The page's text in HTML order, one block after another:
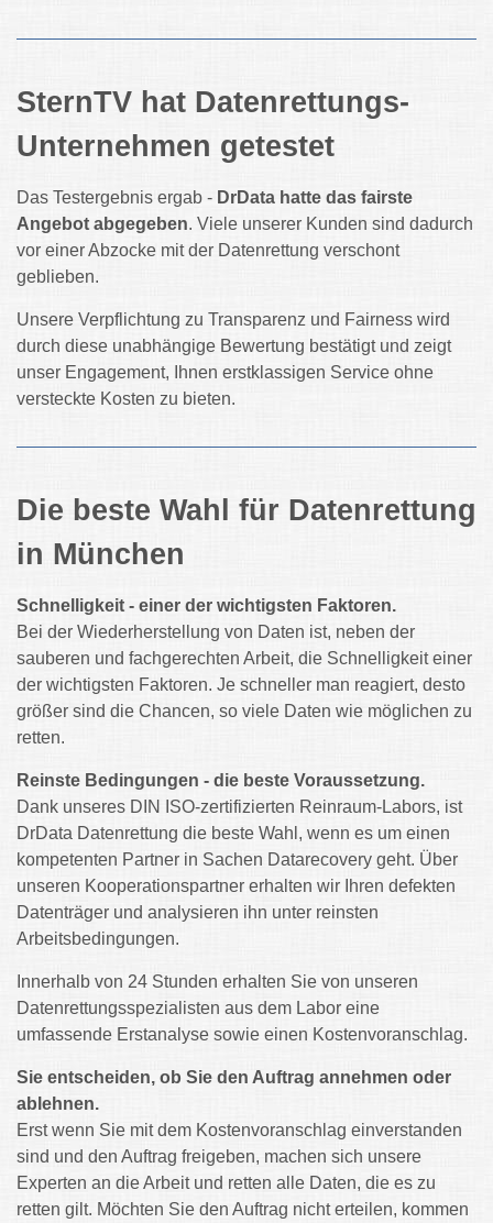
SternTV hat Datenrettungs-
Unternehmen getestet
Das Testergebnis ergab - DrData hatte das fairste
Angebot abgegeben. Viele unserer Kunden sind dadurch
vor einer Abzocke mit der Datenrettung verschont
geblieben.
Unsere Verpflichtung zu Transparenz und Fairness wird
durch diese unabhängige Bewertung bestätigt und zeigt
unser Engagement, Ihnen erstklassigen Service ohne
versteckte Kosten zu bieten.
Die beste Wahl für Datenrettung
in München
Schnelligkeit - einer der wichtigsten Faktoren.
Bei der Wiederherstellung von Daten ist, neben der
sauberen und fachgerechten Arbeit, die Schnelligkeit einer
der wichtigsten Faktoren. Je schneller man reagiert, desto
größer sind die Chancen, so viele Daten wie möglichen zu
retten.
Reinste Bedingungen - die beste Voraussetzung.
Dank unseres DIN ISO-zertifizierten Reinraum-Labors, ist
DrData Datenrettung die beste Wahl, wenn es um einen
kompetenten Partner in Sachen Datarecovery geht. Über
unseren Kooperationspartner erhalten wir Ihren defekten
Datenträger und analysieren ihn unter reinsten
Arbeitsbedingungen.
Innerhalb von 24 Stunden erhalten Sie von unseren
Datenrettungsspezialisten aus dem Labor eine
umfassende Erstanalyse sowie einen Kostenvoranschlag.
Sie entscheiden, ob Sie den Auftrag annehmen oder
ablehnen.
Erst wenn Sie mit dem Kostenvoranschlag einverstanden
sind und den Auftrag freigeben, machen sich unsere
Experten an die Arbeit und retten alle Daten, die es zu
retten gilt. Möchten Sie den Auftrag nicht erteilen, kommen